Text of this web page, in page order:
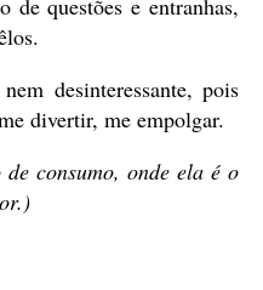
de questões e entranhas,
desinteressante, pois
divertir, me empolgar.
consumo, onde ela é o